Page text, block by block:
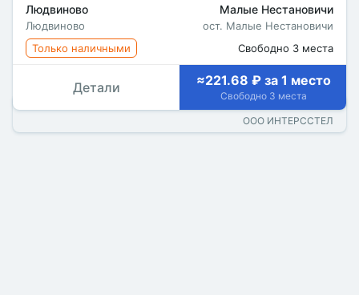
Людвиново
Людвиново
Малые Нестановичи
ост. Малые Нестановичи
Только наличными
Свободно 3 места
Детали ≈221.68 ₽ за 1 место
Свободно 3 места
ООО ИНТЕРССТЕЛ